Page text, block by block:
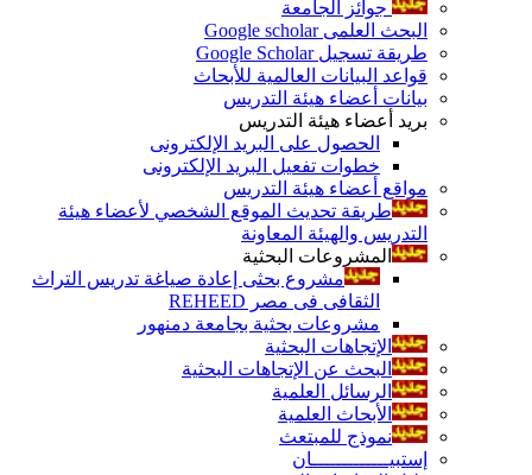
جوائز الجامعة
البحث العلمى Google scholar
طريقة تسجيل Google Scholar
قواعد البيانات العالمية للأبحاث
بيانات أعضاء هيئة التدريس
بريد أعضاء هيئة التدريس
الحصول على البريد الإلكترونى
خطوات تفعيل البريد الإلكترونى
مواقع أعضاء هيئة التدريس
طريقة تحديث الموقع الشخصي لأعضاء هيئة
التدريس والهيئة المعاونة
المشروعات البحثية
مشروع بحثى إعادة صياغة تدريس التراث
الثقافى فى مصر REHEED
مشروعات بحثية بجامعة دمنهور
الإتجاهات البحثية
البحث عن الإتجاهات البحثية
الرسائل العلمية
الأبحاث العلمية
نموذج للمبتعث
إستبيـــــــــــــان